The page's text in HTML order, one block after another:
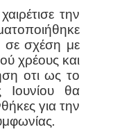
την
σε σχέση με
χρέους και
οτι ως το
Ιουνίου θα
για την